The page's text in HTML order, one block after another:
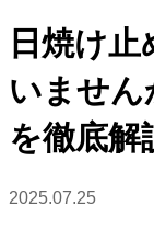
日焼け
いませ
を徹底解
2025.07.25